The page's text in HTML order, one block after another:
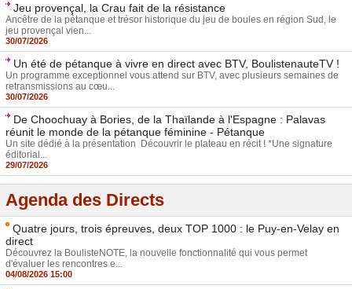
Jeu provençal, la Crau fait de la résistance
Ancêtre de la pétanque et trésor historique du jeu de boules en région Sud, le
jeu provençal vien...
30/07/2026
Un été de pétanque à vivre en direct avec BTV, BoulistenauteTV !
Un programme exceptionnel vous attend sur BTV, avec plusieurs semaines de
retransmissions au cœu...
30/07/2026
De Choochuay à Bories, de la Thaïlande à l'Espagne : Palavas
réunit le monde de la pétanque féminine - Pétanque
Un site dédié à la présentation Découvrir le plateau en récit ! *Une signature
éditorial...
29/07/2026
Agenda des Directs
Quatre jours, trois épreuves, deux TOP 1000 : le Puy-en-Velay en
direct
Découvrez la BoulisteNOTE, la nouvelle fonctionnalité qui vous permet
d'évaluer les rencontres e...
04/08/2026 15:00